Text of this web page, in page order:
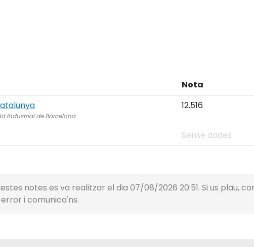
Nota
Industrial de Barcelona
12.516
Sense dades
notes es va realitzar el dia 07/08/2026 20:51. Si us plau,
i comunica'ns.